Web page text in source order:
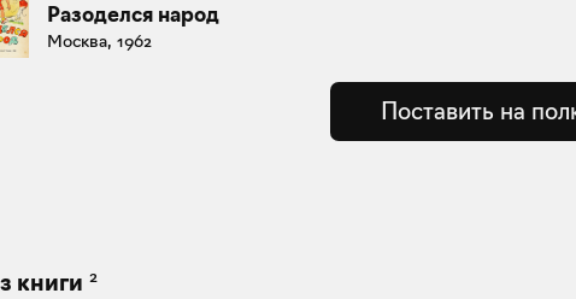
Разоделся народ
Москва, 1962
Поставить на
книги 2